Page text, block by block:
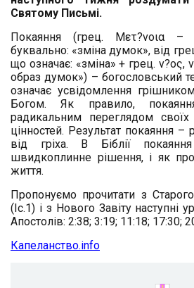
Святому Письмі.
Покаяння (грец. Μετ?νοια –
буквально: «зміна думок», від
що означає: «зміна» + грец. ν?ος,
образ думок») – богословський
означає усвідомлення
Богом. Як правило,
радикальним переглядом своїх
цінностей. Результат покаяння
від гріха. В Біблії
швидкоплинне рішення, і як
життя.
Пропонуємо прочитати з
(Іс.1) і з Нового Завіту наступні
Апостолів: 2:38; 3:19; 11:18; 17:30;
Капеланство.info